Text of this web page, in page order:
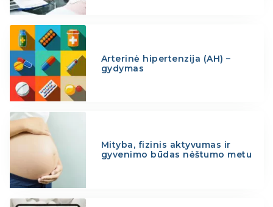
Arterinė hipertenzija (AH) –
gydymas
Mityba, fizinis aktyvumas ir
gyvenimo būdas nėštumo metu